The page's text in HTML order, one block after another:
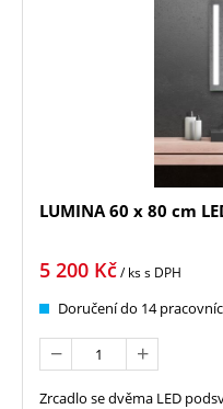
LUMINA 60 x 80 cm
5 200 Kč/ kss DPH
Doručení do 14
Zrcadlo se dvěma LED